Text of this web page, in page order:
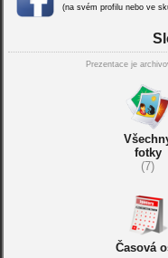
(na svém profilu nebo ve
Prezentace je
fotky
(7)
Časová